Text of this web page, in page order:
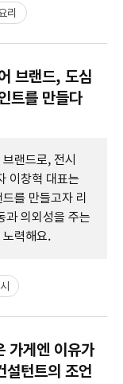
리
브랜드, 도심
트를 만들다
랜드로, 전시
이창혁 대표는
를 만들고자 리
과 의외성을 주는
노력해요.
가게엔 이유가
턴트의 조언